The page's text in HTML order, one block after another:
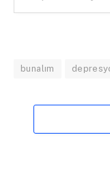
bunalım